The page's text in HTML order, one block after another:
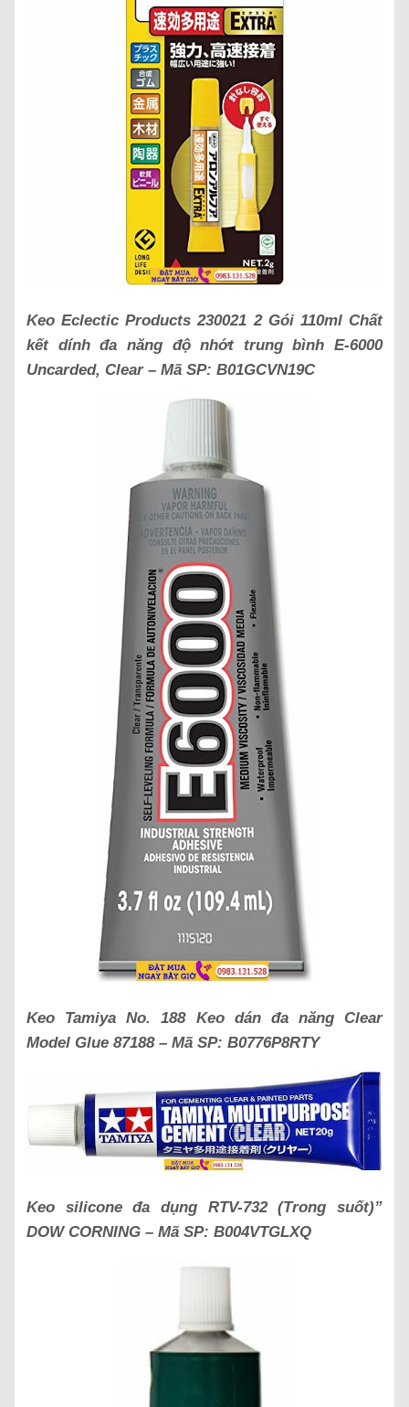
Keo Eclectic Products 230021 2 Gói 110ml Chất
kết dính đa năng độ nhớt trung bình E-6000
Uncarded, Clear – Mã SP: B01GCVN19C
Keo Tamiya No. 188 Keo dán đa năng Clear
Model Glue 87188 – Mã SP: B0776P8RTY
Keo silicone đa dụng RTV-732 (Trong suốt)”
DOW CORNING – Mã SP: B004VTGLXQ